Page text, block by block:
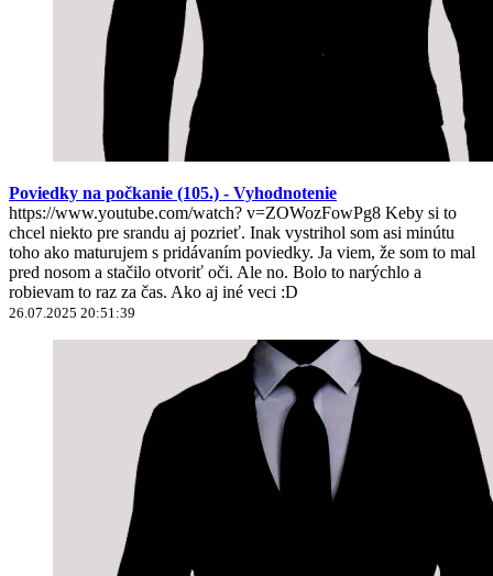
Poviedky na počkanie (105.) - Vyhodnotenie
https://www.youtube.com/watch? v=ZOWozFowPg8 Keby si to
chcel niekto pre srandu aj pozrieť. Inak vystrihol som asi minútu
toho ako maturujem s pridávaním poviedky. Ja viem, že som to mal
pred nosom a stačilo otvoriť oči. Ale no. Bolo to narýchlo a
robievam to raz za čas. Ako aj iné veci :D
26.07.2025 20:51:39